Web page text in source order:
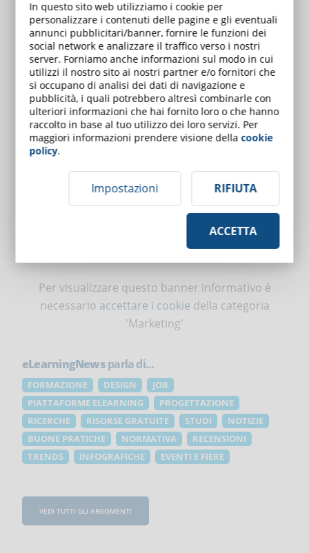
formazione aziendale
Eroga oltre 150 corsi pronti all'uso
Crea corsi specifici per la tua azienda
Svolgi corsi in videoconferenza
RICHIEDI UNA DEMO GRATUITA
Per visualizzare questo banner informativo è
necessario accettare i cookie della categoria
'Marketing'
eLearningNewsparla di...
FORMAZIONE DESIGN
JOB
PIATTAFORME ELEARNING
PROGETTAZIONE
RICERCHE
RISORSE GRATUITE STUDI
NOTIZIE
BUONE PRATICHE
NORMATIVA
RECENSIONI
TRENDS
INFOGRAFICHE EVENTI E FIERE
VEDI TUTTI GLI ARGOMENTI
In questo sito web utilizziamo i cookie per
personalizzare i contenuti delle pagine e gli eventuali
annunci pubblicitari/banner, fornire le funzioni dei
social network e analizzare il traffico verso i nostri
server. Forniamo anche informazioni sul modo in cui
utilizzi il nostro sito ai nostri partner e/o fornitori che
si occupano di analisi dei dati di navigazione e
pubblicità, i quali potrebbero altresì combinarle con
ulteriori informazioni che hai fornito loro o che hanno
raccolto in base al tuo utilizzo dei loro servizi. Per
maggiori informazioni prendere visione dellacookie
policy.
Impostazioni RIFIUTA
ACCETTA